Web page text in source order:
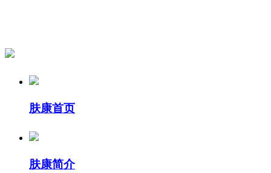
肤康首页
肤康简介